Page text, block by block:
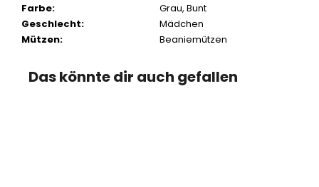
Farbe: Grau, Bunt
Geschlecht:
Mädchen
Mützen: Beaniemützen
Das könnte dir auch gefallen